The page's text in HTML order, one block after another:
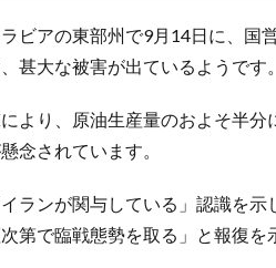
ビアの東部州で9月14日に、国
甚大な被害が出ているようです。
より、原油生産量のおよそ半分
念されています。
ランが関与している」認識を
第で臨戦態勢を取る」と報復を